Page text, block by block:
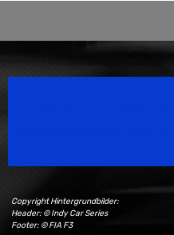
Copyright Hintergrundbilder:
Header: © Indy Car Series
Footer: © FIA F3